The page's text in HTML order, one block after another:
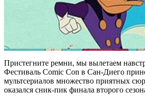
Пристегните ремни, мы вылетаем
Фестиваль Comic Con в Сан-Диего
мультсериалов множество приятных
оказался сник-пик финала второго